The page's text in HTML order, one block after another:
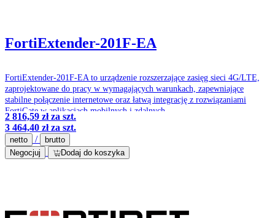
FortiExtender-201F-EA
FortiExtender-201F-EA to urządzenie rozszerzające zasięg sieci 4G/LTE,
zaprojektowane do pracy w wymagających warunkach, zapewniające
stabilne połączenie internetowe oraz łatwą integrację z rozwiązaniami
FortiGate w aplikacjach mobilnych i zdalnych.
2 816,59 złza szt.
3 464,40 złza szt.
netto /
brutto
Negocjuj
Dodaj do koszyka